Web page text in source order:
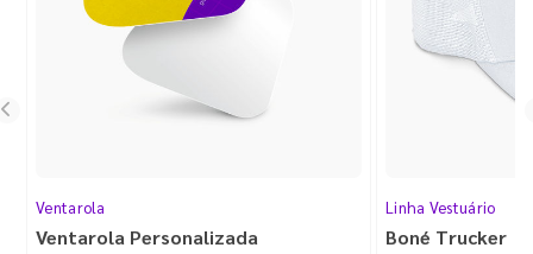
Ventarola
Ventarola Personalizada
Linha Vestuário
Boné Trucker